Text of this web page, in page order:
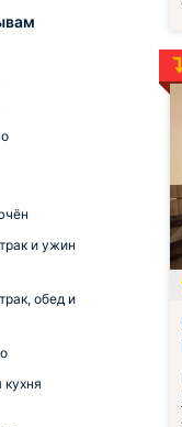
и ужин
обед и